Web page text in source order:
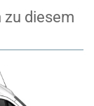
diesem